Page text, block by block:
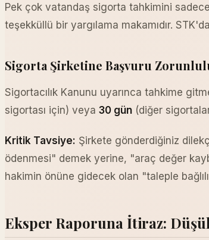
Pek çok vatandaş sigorta tahkimini
teşekküllü bir yargılama makamıdır.
Sigorta Şirketine Başvuru
Sigortacılık Kanunu uyarınca tahkime
sigortası için) veya 30 gün (diğer
Kritik Tavsiye: Şirkete gönderdiğiniz
ödenmesi" demek yerine, "araç değer
hakimin önüne gidecek olan "taleple
Eksper Raporuna İtiraz: